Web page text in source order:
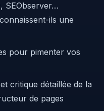
SEObserver…
ils une
pour pimenter vos
critique détaillée de la
de pages